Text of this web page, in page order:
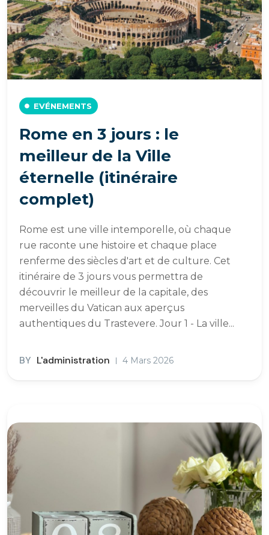
EVÉNEMENTS
Rome en 3 jours : le
meilleur de la Ville
éternelle (itinéraire
complet)
Rome est une ville intemporelle, où chaque
rue raconte une histoire et chaque place
renferme des siècles d'art et de culture. Cet
itinéraire de 3 jours vous permettra de
découvrir le meilleur de la capitale, des
merveilles du Vatican aux aperçus
authentiques du Trastevere. Jour 1 - La ville...
BY L'administration 4 Mars 2026